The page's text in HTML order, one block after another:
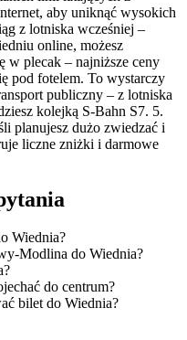
aby uniknąć wysokich
z lotniska wcześniej –
online, możesz
w plecak – najniższe ceny
pod fotelem. To wystarczy
publiczny – z lotniska
kolejką S-Bahn S7. 5.
planujesz dużo zwiedzać i
liczne zniżki i darmowe
Wiednia?
Modlina do Wiednia?
do centrum?
bilet do Wiednia?